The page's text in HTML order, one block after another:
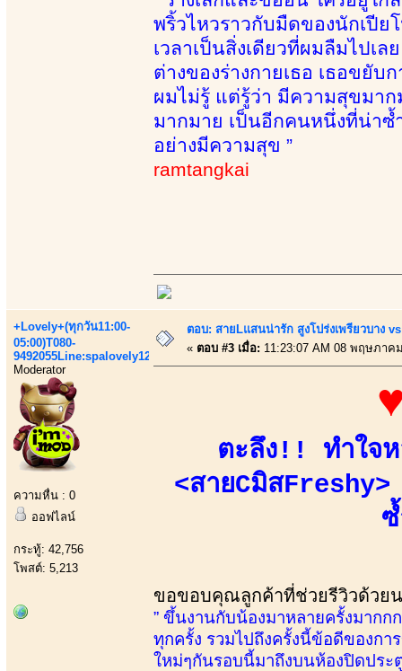
พริ้วไหวราวกับมืดของนักเปี
เวลาเป็นสิ่งเดียวที่ผมลืมไปเ
ต่างของร่างกายเธอ เธอขยับ
ผมไม่รู้ แต่รู้ว่า มีความสุขมา
มากมาย เป็นอีกคนหนึ่งที่น่า
อย่างมีความสุข ”
ramtangkai
+Lovely+(ทุกวัน11:00-
05:00)T080-
9492055Line:spalovely123
Moderator
ความหื่น : 0
ออฟไลน์
กระทู้: 42,756
โพสต์: 5,213
ตอบ: สายLแสนน่ารัก สูงโปร่งเพรียวบาง
« ตอบ #3 เมื่อ: 11:23:07 AM 08 พฤษภาค
ตะลึง!! ทำใจ
<สายCมิส
ขอขอบคุณลูกค้าที่ช่วยรีวิวด้วย
” ขึ้นงานกับน้องมาหลายครั้งมาก
ทุกครั้ง รวมไปถึงครั้งนี้ข้อดีของก
ใหม่ๆกันรอบนี้มาถึงบนห้องปิดประ